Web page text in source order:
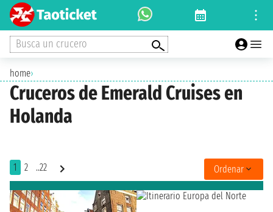
Busca un crucero
home›
Cruceros de Emerald Cruises en
Holanda
1 2 ..22 Ordenar